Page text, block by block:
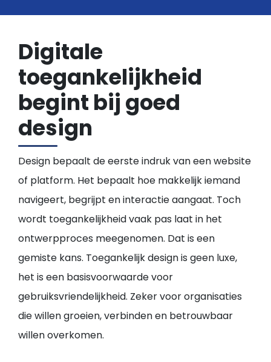
Digitale
toegankelijkheid
begint bij goed
design
Design bepaalt de eerste indruk van een website
of platform. Het bepaalt hoe makkelijk iemand
navigeert, begrijpt en interactie aangaat. Toch
wordt toegankelijkheid vaak pas laat in het
ontwerpproces meegenomen. Dat is een
gemiste kans. Toegankelijk design is geen luxe,
het is een basisvoorwaarde voor
gebruiksvriendelijkheid. Zeker voor organisaties
die willen groeien, verbinden en betrouwbaar
willen overkomen.